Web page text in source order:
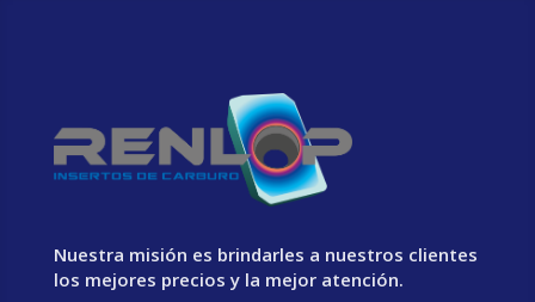
Nuestra misión es brindarles a nuestros clientes
los mejores precios y la mejor atención.